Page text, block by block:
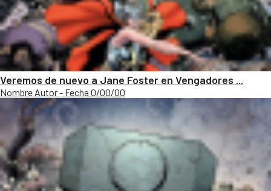
Veremos de nuevo a Jane Foster en Vengadores ...
Nombre Autor - Fecha 0/00/00